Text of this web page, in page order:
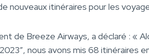
nouveaux itinéraires pour les
de Breeze Airways, a déclaré : «
nous avons mis 68 itinéraires